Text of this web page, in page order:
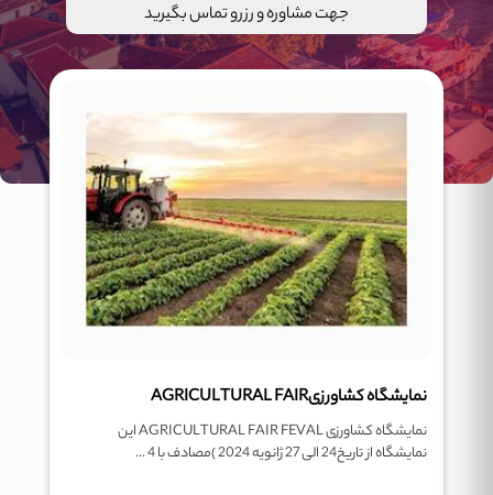
جهت مشاوره و رزرو تماس بگیرید
نمایشگاه کشاورزیAGRICULTURAL FAIR
نمایشگاه کشاورزی AGRICULTURAL FAIR FEVAL این
نمایشگاه از تاریخ24 الی 27 ژانویه 2024 )مصادف با 4 ...